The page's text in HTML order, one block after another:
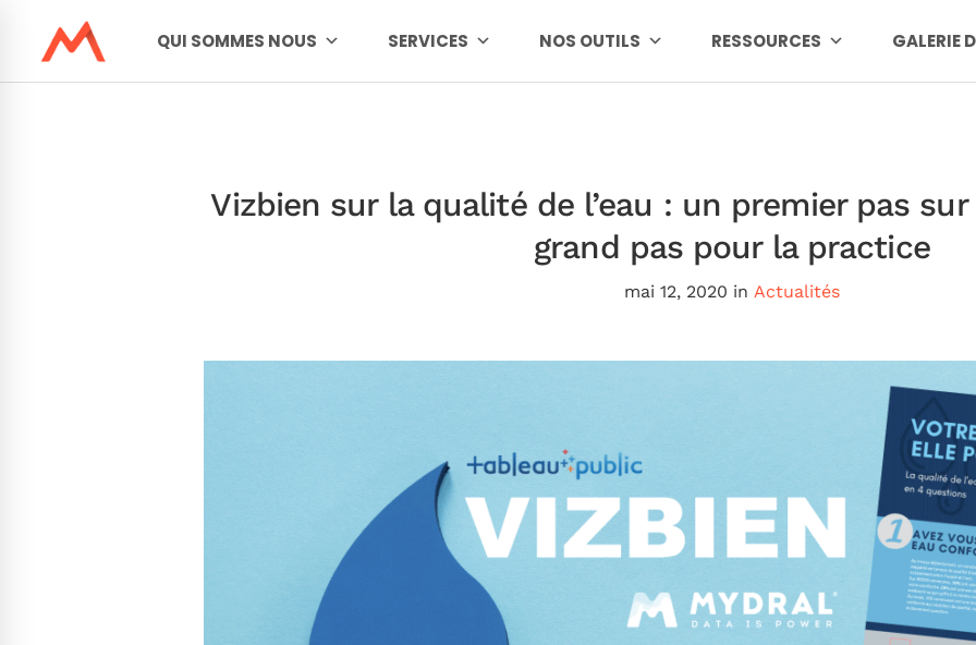
QUI SOMMES NOUS SERVICES NOS OUTILS RESSOURCES GALERIE
Vizbien sur la qualité de l’eau : un premier pas
grand pas pour la practice
mai 12, 2020 in Actualités